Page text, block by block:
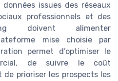
issues des réseaux
professionnels et des
doivent alimenter
mise choisie par
permet d’optimiser le
de suivre le coût
de prioriser les prospects les